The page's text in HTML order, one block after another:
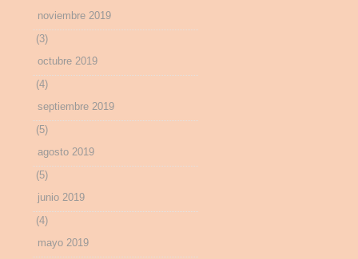
noviembre 2019
(3)
octubre 2019
(4)
septiembre 2019
(5)
agosto 2019
(5)
junio 2019
(4)
mayo 2019